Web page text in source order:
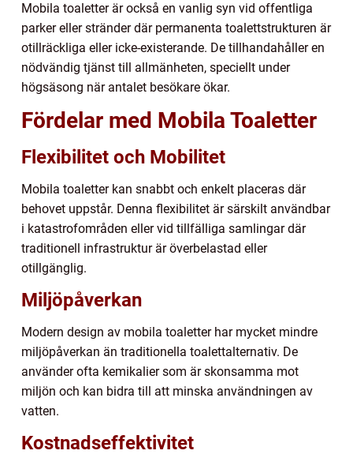
Mobila toaletter är också en vanlig syn vid offentliga
parker eller stränder där permanenta toalettstrukturen är
otillräckliga eller icke-existerande. De tillhandahåller en
nödvändig tjänst till allmänheten, speciellt under
högsäsong när antalet besökare ökar.
Fördelar med Mobila Toaletter
Flexibilitet och Mobilitet
Mobila toaletter kan snabbt och enkelt placeras där
behovet uppstår. Denna flexibilitet är särskilt användbar
i katastrofområden eller vid tillfälliga samlingar där
traditionell infrastruktur är överbelastad eller
otillgänglig.
Miljöpåverkan
Modern design av mobila toaletter har mycket mindre
miljöpåverkan än traditionella toalettalternativ. De
använder ofta kemikalier som är skonsamma mot
miljön och kan bidra till att minska användningen av
vatten.
Kostnadseffektivitet